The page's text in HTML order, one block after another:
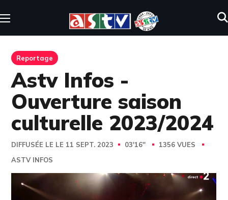
Reportage
Astv Infos -
Ouverture saison
culturelle 2023/2024
DIFFUSÉE LE LE 11 SEPT. 2023 03'16''
1356 VUES
ASTV INFOS